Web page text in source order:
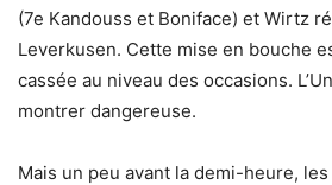
(7e Kandouss et Boniface) et Wirtz
Leverkusen. Cette mise en bouche
cassée au niveau des occasions.
montrer dangereuse.
Mais un peu avant la demi-heure,